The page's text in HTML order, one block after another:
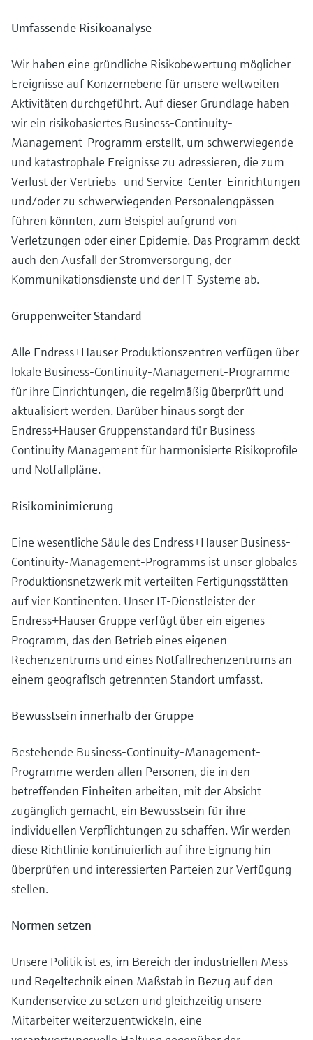
Umfassende Risikoanalyse
Wir haben eine gründliche Risikobewertung möglicher
Ereignisse auf Konzernebene für unsere weltweiten
Aktivitäten durchgeführt. Auf dieser Grundlage haben
wir ein risikobasiertes Business-Continuity-
Management-Programm erstellt, um schwerwiegende
und katastrophale Ereignisse zu adressieren, die zum
Verlust der Vertriebs- und Service-Center-Einrichtungen
und/oder zu schwerwiegenden Personalengpässen
führen könnten, zum Beispiel aufgrund von
Verletzungen oder einer Epidemie. Das Programm deckt
auch den Ausfall der Stromversorgung, der
Kommunikationsdienste und der IT-Systeme ab.
Gruppenweiter Standard
Alle Endress+Hauser Produktionszentren verfügen über
lokale Business-Continuity-Management-Programme
für ihre Einrichtungen, die regelmäßig überprüft und
aktualisiert werden. Darüber hinaus sorgt der
Endress+Hauser Gruppenstandard für Business
Continuity Management für harmonisierte Risikoprofile
und Notfallpläne.
Risikominimierung
Eine wesentliche Säule des Endress+Hauser Business-
Continuity-Management-Programms ist unser globales
Produktionsnetzwerk mit verteilten Fertigungsstätten
auf vier Kontinenten. Unser IT-Dienstleister der
Endress+Hauser Gruppe verfügt über ein eigenes
Programm, das den Betrieb eines eigenen
Rechenzentrums und eines Notfallrechenzentrums an
einem geografisch getrennten Standort umfasst.
Bewusstsein innerhalb der Gruppe
Bestehende Business-Continuity-Management-
Programme werden allen Personen, die in den
betreffenden Einheiten arbeiten, mit der Absicht
zugänglich gemacht, ein Bewusstsein für ihre
individuellen Verpflichtungen zu schaffen. Wir werden
diese Richtlinie kontinuierlich auf ihre Eignung hin
überprüfen und interessierten Parteien zur Verfügung
stellen.
Normen setzen
Unsere Politik ist es, im Bereich der industriellen Mess-
und Regeltechnik einen Maßstab in Bezug auf den
Kundenservice zu setzen und gleichzeitig unsere
Mitarbeiter weiterzuentwickeln, eine